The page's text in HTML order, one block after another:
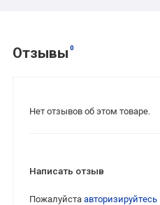
Отзывы 0
Нет отзывов об этом товаре.
Написать отзыв
Пожалуйста авторизируйтесь